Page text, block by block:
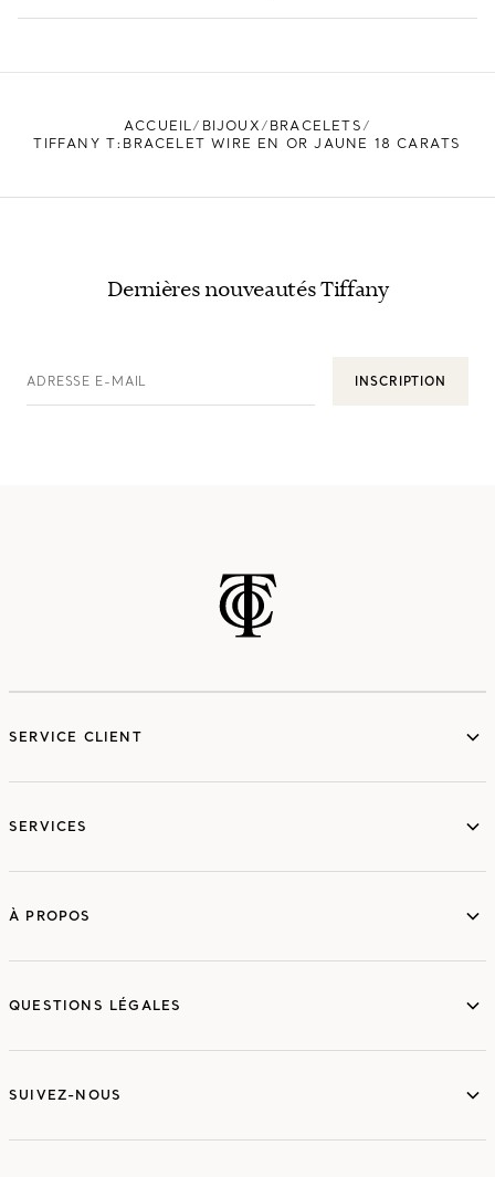
TROUVEZ LA BOUTIQUE LA PLUS PROCHE
ACCUEIL BIJOUX
BRACELETS
TIFFANY T:BRACELET WIRE EN OR JAUNE 18 CARATS
Dernières nouveautés Tiffany
ADRESSE E-MAIL INSCRIPTION
SERVICE CLIENT
SERVICES
À PROPOS
QUESTIONS LÉGALES
SUIVEZ-NOUS